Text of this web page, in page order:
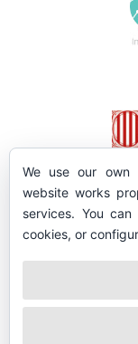
We use our own
website works
services. You
cookies, or